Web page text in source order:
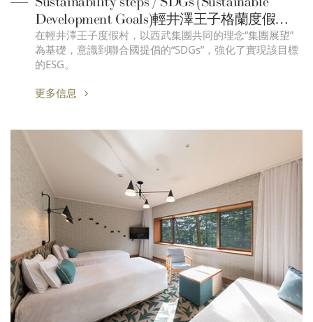
Development Goals)輕井澤王子格蘭度假村
的可持續發展行動
在輕井澤王子度假村，以西武集團共同的理念“集團展望”
為基礎，意識到聯合國提倡的“SDGs”，強化了實現該目標
的ESG。
更多信息